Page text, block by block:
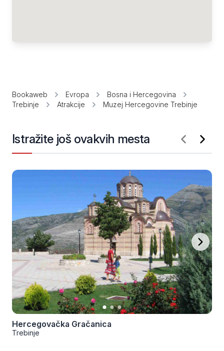
Bookaweb Evropa
Bosna i Hercegovina
Trebinje
Atrakcije Muzej Hercegovine Trebinje
Istražite još ovakvih mesta
Hercegovačka Gračanica
Trebinje